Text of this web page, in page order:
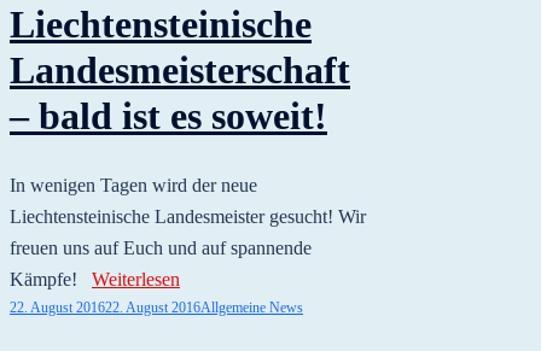
Liechtensteinische
Landesmeisterschaft
– bald ist es soweit!
In wenigen Tagen wird der neue
Liechtensteinische Landesmeister gesucht! Wir
freuen uns auf Euch und auf spannende
Kämpfe! Weiterlesen
22. August 201622. August 2016Allgemeine News